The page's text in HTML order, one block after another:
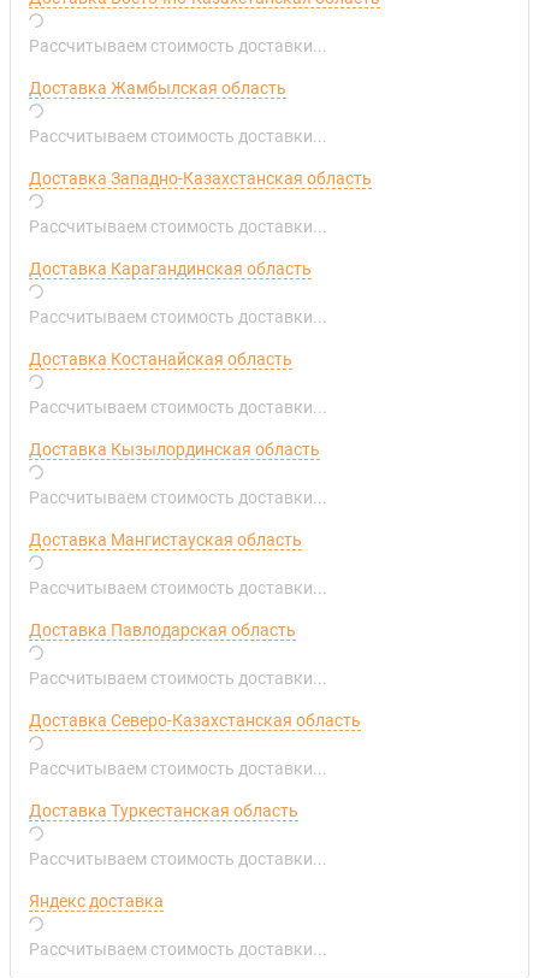
Рассчитываем стоимость доставки...
Доставка Жамбылская область
Рассчитываем стоимость доставки...
Доставка Западно-Казахстанская область
Рассчитываем стоимость доставки...
Доставка Карагандинская область
Рассчитываем стоимость доставки...
Доставка Костанайская область
Рассчитываем стоимость доставки...
Доставка Кызылординская область
Рассчитываем стоимость доставки...
Доставка Мангистауская область
Рассчитываем стоимость доставки...
Доставка Павлодарская область
Рассчитываем стоимость доставки...
Доставка Северо-Казахстанская область
Рассчитываем стоимость доставки...
Доставка Туркестанская область
Рассчитываем стоимость доставки...
Яндекс доставка
Рассчитываем стоимость доставки...